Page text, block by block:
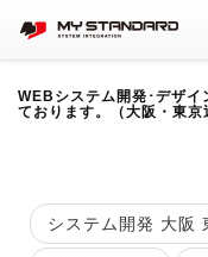
WEBシステム開発･デザイ
ております。（大阪・東京
システム開発 大阪